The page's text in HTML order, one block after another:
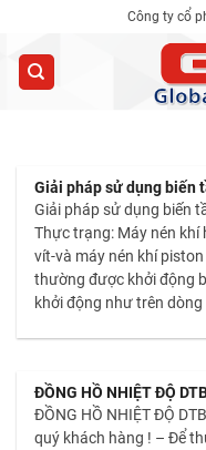
content
Công ty cổ
Giải pháp sử dụng biến
Giải pháp sử dụng biến
Thực trạng: Máy nén khí
vít-và máy nén khí
thường được khởi động
khởi động như trên dòng
ĐỒNG HỒ NHIỆT ĐỘ
ĐỒNG HỒ NHIỆT ĐỘ
quý khách hàng ! – Để